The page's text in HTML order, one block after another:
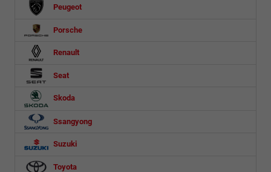
Peugeot
Porsche
Renault
Seat
Skoda
Ssangyong
Suzuki
Toyota